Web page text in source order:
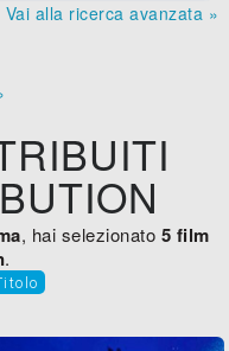
Vai alla ricerca avanzata »
, hai selezionato 5 film
.